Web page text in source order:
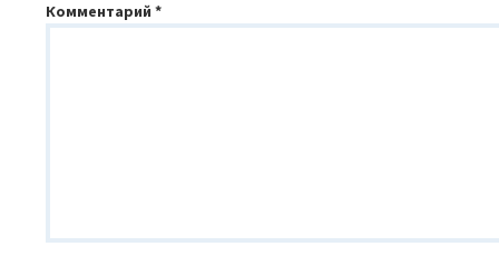
Комментарий*